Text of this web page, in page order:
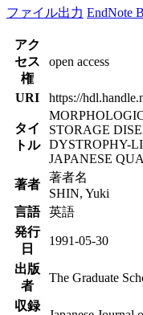
ファイル出力 EndNote
アク
セス
権
open access
URI https://
タイ
トル
STORAGE
DYSTROPHY-
JAPANESE
著者
著者名
SHIN, Yuki
言語
英語
発行
日
1991-05-30
出版
者
The Graduate
収録